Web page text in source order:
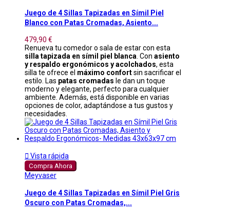
Juego de 4 Sillas Tapizadas en Símil Piel
Blanco con Patas Cromadas, Asiento...
479,90 €
Renueva tu comedor o sala de estar con esta
silla tapizada en símil piel blanca . Con asiento
y respaldo ergonómicos y acolchados, esta
silla te ofrece el máximo confortsin sacrificar el
estilo. Las patas cromadas le dan un toque
moderno y elegante, perfecto para cualquier
ambiente. Además, está disponible en varias
opciones de color, adaptándose a tus gustos y
necesidades.
 Vista rápida
Compra Ahora
Meyvaser
Juego de 4 Sillas Tapizadas en Símil Piel Gris
Oscuro con Patas Cromadas,...